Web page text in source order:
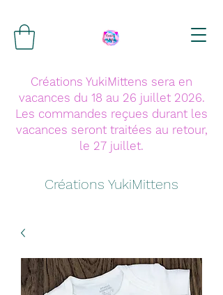
Créations YukiMittens sera en
vacances du 18 au 26 juillet 2026.
Les commandes reçues durant les
vacances seront traitées au retour,
le 27 juillet.
Créations YukiMittens